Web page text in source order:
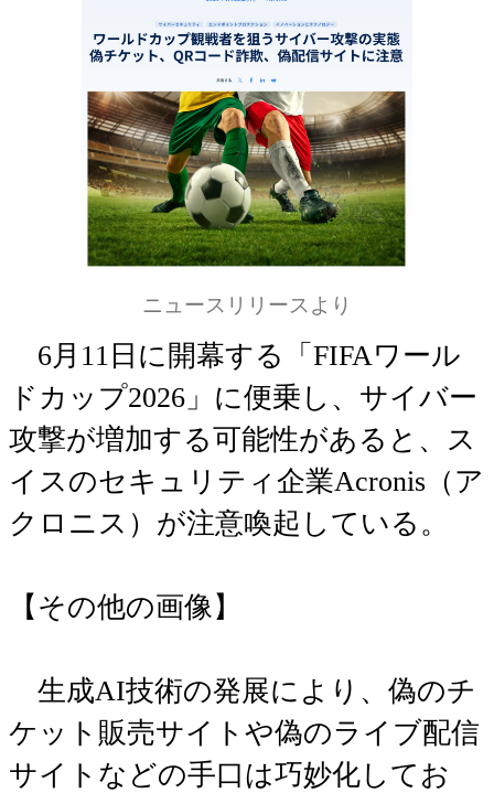
ニュースリリースより
6月11日に開幕する「FIFAワール
ドカップ2026」に便乗し、サイバー
攻撃が増加する可能性があると、ス
イスのセキュリティ企業Acronis（ア
クロニス）が注意喚起している。
【その他の画像】
生成AI技術の発展により、偽のチ
ケット販売サイトや偽のライブ配信
サイトなどの手口は巧妙化してお